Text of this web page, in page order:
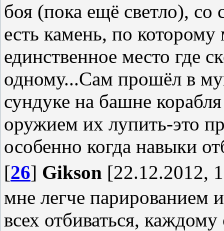
боя (пока ещё светло),
есть камень, по которому
единственное место где
одному...Сам прошёл в
сундуке на башне
оружием их лупить-это
особенно когда навыки
[26] Gikson [22.12.2012,
мне легче парированием
всех отбиваться, каждому